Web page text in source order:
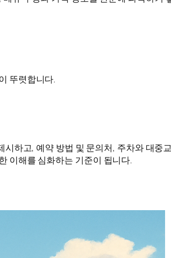
뚜렷합니다.
하고, 예약 방법 및 문의처, 주차와 대중
이해를 심화하는 기준이 됩니다.